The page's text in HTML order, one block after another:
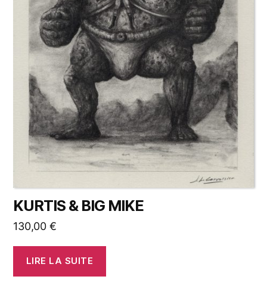
KURTIS & BIG MIKE
130,00 €
LIRE LA SUITE